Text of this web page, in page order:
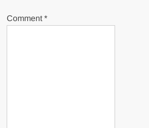
Comment*